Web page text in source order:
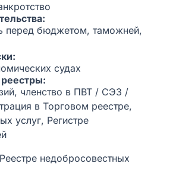
перед бюджетом, таможней,
судах
членство в ПВТ / СЭЗ /
в Торговом реестре,
услуг, Регистре
недобросовестных